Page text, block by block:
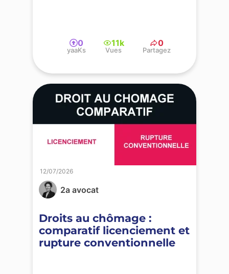
0
yaaKs
11k
Vues
0
Partagez
2a avocat
Droits au chômage :
comparatif licenciement et
rupture conventionnelle
12/07/2026